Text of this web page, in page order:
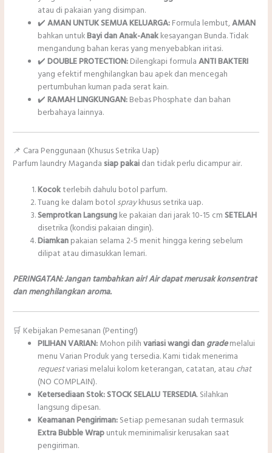
atau di pakaian yang disimpan.
✔️AMAN UNTUK SEMUA KELUARGA:Formula lembut,AMAN
bahkan untukBayi dan Anak-Anakkesayangan Bunda. Tidak
mengandung bahan keras yang menyebabkan iritasi.
✔️DOUBLE PROTECTION:Dilengkapi formulaANTI BAKTERI
yang efektif menghilangkan bau apek dan mencegah
pertumbuhan kuman pada serat kain.
✔️RAMAH LINGKUNGAN:Bebas Phosphate dan bahan
berbahaya lainnya.
📌 Cara Penggunaan (Khusus Setrika Uap)
Parfum laundry Magandasiap pakaidan tidak perlu dicampur air.
Kocokterlebih dahulu botol parfum.
Tuang ke dalam botol spraykhusus setrika uap.
Semprotkan Langsungke pakaian dari jarak 10-15 cmSETELAH
disetrika (kondisi pakaian dingin).
Diamkanpakaian selama 2-5 menit hingga kering sebelum
dilipat atau dimasukkan lemari.
PERINGATAN: Jangan tambahkan air! Air dapat merusak konsentrat
dan menghilangkan aroma.
🛒 Kebijakan Pemesanan (Penting!)
PILIHAN VARIAN:Mohon pilihvariasi wangi dangrademelalui
menu Varian Produk yang tersedia. Kami tidak menerima
requestvariasi melalui kolom keterangan, catatan, atau chat
(NO COMPLAIN).
Ketersediaan Stok:STOCK SELALU TERSEDIA. Silahkan
langsung dipesan.
Keamanan Pengiriman:Setiap pemesanan sudah termasuk
Extra Bubble Wrapuntuk meminimalisir kerusakan saat
pengiriman.